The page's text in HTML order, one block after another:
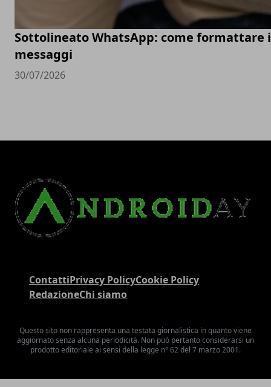
Sottolineato WhatsApp: come formattare i
messaggi
30/07/2026
ContattiPrivacy PolicyCookie Policy
RedazioneChi siamo
Questo sito non rappresenta una testata giornalistica in quanto viene
aggiornato senza alcuna periodicità. Non può pertanto considerarsi un
prodotto editoriale ai sensi della legge n° 62 del 7 marzo 2001.